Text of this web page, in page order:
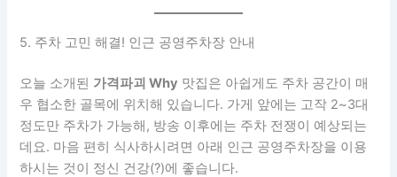
5. 주차 고민 해결! 인근 공영주차장 안내
오늘 소개된 가격파괴 Why 맛집은 아쉽게도 주차 공간이 매
우 협소한 골목에 위치해 있습니다. 가게 앞에는 고작 2~3대
정도만 주차가 가능해, 방송 이후에는 주차 전쟁이 예상되는
데요. 마음 편히 식사하시려면 아래 인근 공영주차장을 이용
하시는 것이 정신 건강(?)에 좋습니다.